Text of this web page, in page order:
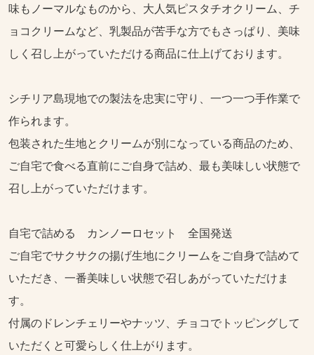
味もノーマルなものから、大人気ピスタチオクリーム、チ
ョコクリームなど、乳製品が苦手な方でもさっぱり、美味
しく召し上がっていただける商品に仕上げております。
シチリア島現地での製法を忠実に守り、一つ一つ手作業で
作られます。
包装された生地とクリームが別になっている商品のため、
ご自宅で食べる直前にご自身で詰め、最も美味しい状態で
召し上がっていただけます。
自宅で詰める カンノーロセット 全国発送
ご自宅でサクサクの揚げ生地にクリームをご自身で詰めて
いただき、一番美味しい状態で召しあがっていただけま
す。
付属のドレンチェリーやナッツ、チョコでトッピングして
いただくと可愛らしく仕上がります。